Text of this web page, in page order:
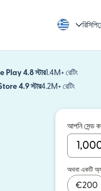
Play 4.8 স্টার1.4M+ রেটিং
4.9 স্টার4.2M+ রেটিং
আপনি সেন্ড
অথবা একটি
€200